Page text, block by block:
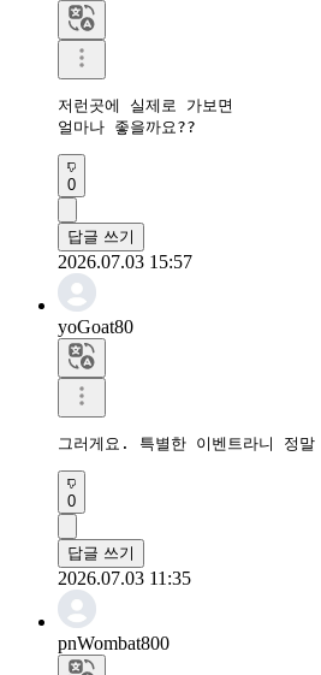
저런곳에 실제로 가보면
얼마나 좋을까요??
0
답글 쓰기
2026.07.03 15:57
yoGoat80
그러게요. 특별한 이벤트라니 정
0
답글 쓰기
2026.07.03 11:35
pnWombat800